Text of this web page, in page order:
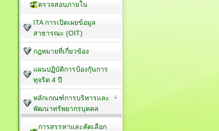
ตรวจสอบภายใน
ITA การเปิดเผยข้อมูล
สาธารณะ (OIT)
กฎหมายที่เกี่ยวข้อง
แผนปฏิบัติการป้องกัุนการ
ทุจริต 4 ปี
หลักเกณฑ์การบริหารและ
พัฒนาทรัพยากรบุคคล
การสรรหาและคัดเลือก